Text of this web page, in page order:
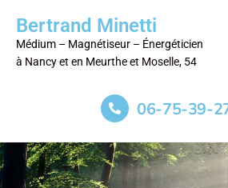
Bertrand Minetti
Médium – Magnétiseur – Énergéticien
à Nancy et en Meurthe et Moselle, 54
06-75-39-